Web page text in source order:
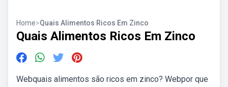
Home>Quais Alimentos Ricos Em Zinco
Quais Alimentos Ricos Em Zinco
Webquais alimentos são ricos em zinco? Webpor que